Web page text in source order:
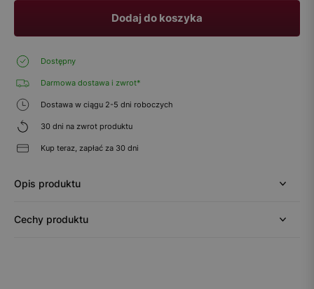
Dodaj do koszyka
Dostępny
Darmowa dostawa i zwrot*
Dostawa w ciągu 2-5 dni roboczych
30 dni na zwrot produktu
Kup teraz, zapłać za 30 dni
Opis produktu
Cechy produktu